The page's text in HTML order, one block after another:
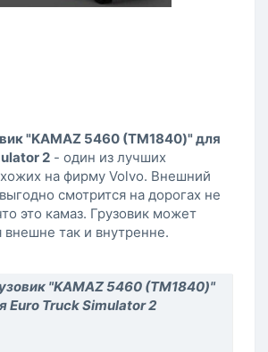
"KAMAZ 5460 (ТМ1840)" для
2 - один из лучших
на фирму Volvo. Внешний
смотрится на дорогах не
это камаз. Грузовик может
внешне так и внутренне.
"KAMAZ 5460 (ТМ1840)"
Euro Truck Simulator 2